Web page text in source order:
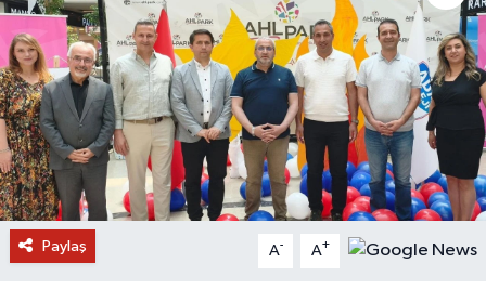
Paylaş A- A+